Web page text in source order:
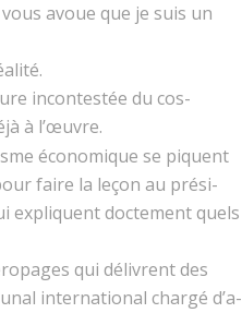
avoue que je suis un
incon­testée du cos­
à l’œuvre.
économique se piquent
faire la leçon au prési­
expliquent docte­ment quels
qui délivrent des
inter­na­tion­al chargé d’a­